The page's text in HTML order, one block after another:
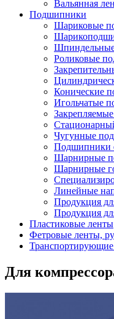
Вальянная
Подшипники
Шариковые
Роликовые
Конические
Игольчатые
Чугунные
Подшипники
Шарнирные
Шарнирные
Линейные
Продукция
Продукция
Пластиковые ленты
Фетровые ленты,
Транспортирующие
Для